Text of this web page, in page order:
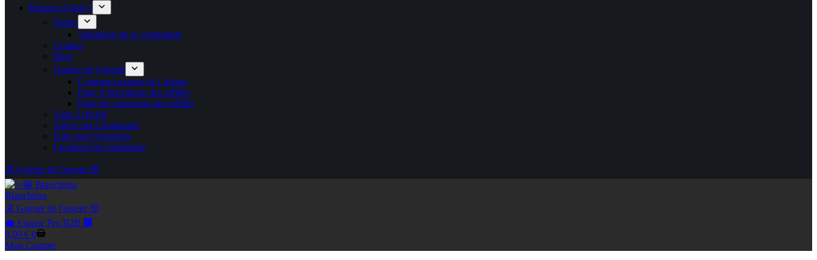
Besoins d’aide ?
Panier
Validation de la commande
Contact
Blog
Gagner de l’argent
Comment gagner de l’argent
Page d’inscription des affiliés
Page de connexion des affiliés
Aide à choisir
Suivre ma Commande
Foire aux Questions
Livraison de commande
💰 Gagner de l'argent 🤑
Blanchimo
💰 Gagner de l'argent 🤑
💼 Espace Pro B2B 🏢
Panier
d’achat
0,00 € 0
Mon Compte